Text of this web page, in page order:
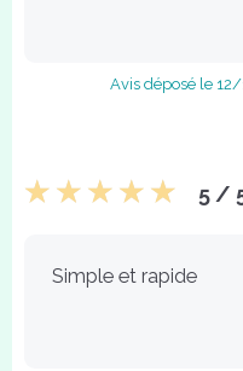
Avis déposé le
5 /
Simple et rapide